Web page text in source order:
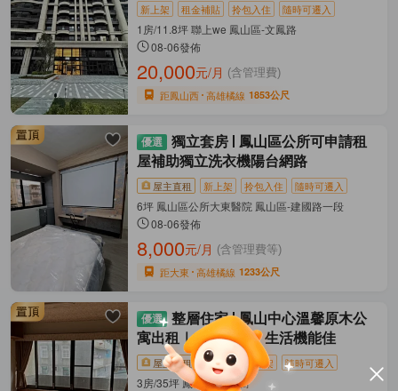
新上架 租金補貼 拎包入住 隨時可遷入
1房/11.8坪 聯上we 鳳山區-文鳳路
08-06發佈
20,000元/月 (含管理費)
距鳳山西 高雄橘線 1853公尺
獨立套房
鳳山區公所可申請租
屋補助獨立洗衣機陽台網路
屋主直租 新上架 拎包入住 隨時可遷入
6坪 鳳山區公所大東醫院 鳳山區-建國路一段
08-06發佈
8,000元/月 (含管理費等)
距大東 高雄橘線 1233公尺
整層住家
鳳山中心溫馨原木公
寓出租｜交通便利・生活機能佳
屋主直租 近捷運 新上架 隨時可遷入
3房/35坪 鳳山區-中利街